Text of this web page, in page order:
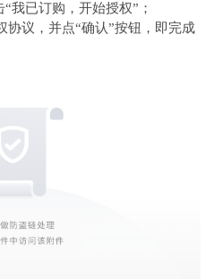
我已订购，开始授权”；
协议，并点“确认”按钮，即完成